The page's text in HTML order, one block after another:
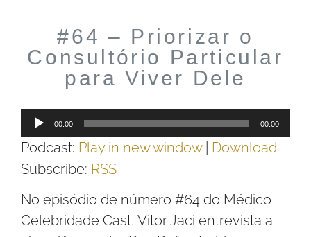
#64 – Priorizar o
Consultório Particular
para Viver Dele
Tocador
de
áudio
00:00 00:00
Podcast: Play in new window| Download
Subscribe: RSS
No episódio de número #64 do Médico
Celebridade Cast, Vitor Jaci entrevista a